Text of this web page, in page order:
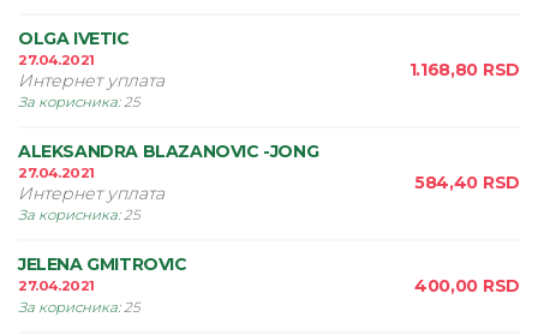
OLGA IVETIC
27.04.2021
Интернет уплата
За корисника:25
1.168,80 RSD
ALEKSANDRA BLAZANOVIC -JONG
27.04.2021
Интернет уплата
За корисника:25
584,40 RSD
JELENA GMITROVIC
27.04.2021
За корисника:25
400,00 RSD